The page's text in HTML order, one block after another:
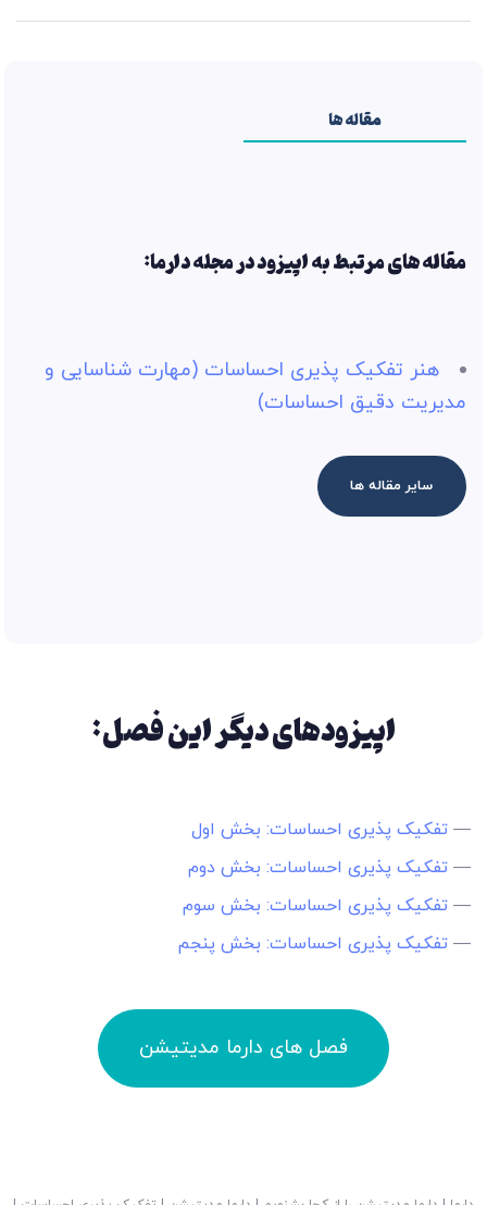
مقاله ها
مقاله های مرتبط به اپیزود در مجله دارما:
هنر تفکیک پذیری احساسات (مهارت شناسایی و
مدیریت دقیق احساسات)
سایر مقاله ها
اپیزودهای دیگر این فصل:
— تفکیک پذیری احساسات: بخش اول
— تفکیک پذیری احساسات: بخش دوم
— تفکیک پذیری احساسات: بخش سوم
— تفکیک پذیری احساسات: بخش پنجم
فصل های دارما مدیتیشن